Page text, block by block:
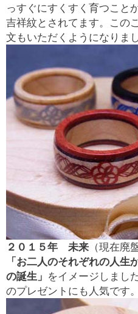
っすぐにすくすく育つこと
吉祥紋とされてます。この
文もいただくようになりまし
２０１５年 未来 （現在廃
「お二人のそれぞれの人生
の誕生」 をイメージしまし
のプレゼントにも人気です。